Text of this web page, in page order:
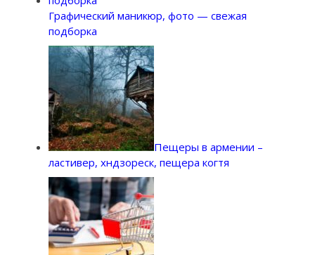
Графический маникюр, фото — свежая
подборка
Пещеры в армении –
ластивер, хндзореск, пещера когтя